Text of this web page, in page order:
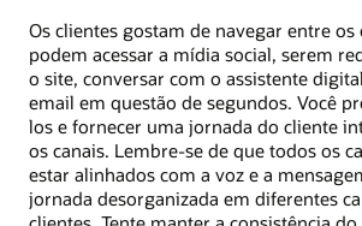
Os clientes gostam de navegar entre os
podem acessar a mídia social, serem
o site, conversar com o assistente
email em questão de segundos. Você
los e fornecer uma jornada do cliente
os canais. Lembre-se de que todos os
estar alinhados com a voz e a
jornada desorganizada em diferentes